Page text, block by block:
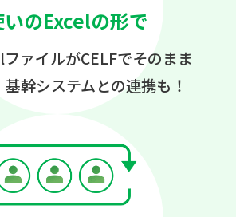
いのExcelの形で
ァイルがCELFでそのまま
基幹システムとの連携も！